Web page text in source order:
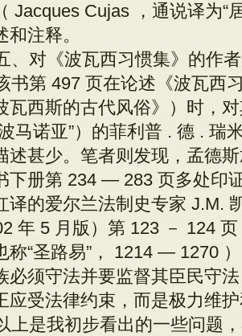
Jacques Cujas ，通说译为“
和注释。
、对《波瓦西习惯集》的作
书第 497 页在论述《波瓦西
瓦西斯的古代风俗》）时
马诺亚”）的菲利普 . 德 .
述甚少。笔者则发现，孟德
下册第 234 — 283 页多处印
译的爱尔兰法制史专家 J.M.
年 5 月版）第 123 － 124
称“圣路易”， 1214 — 1270
必须守法并要监督其臣民守
应受法律约束，而是极力维
上是我初步看出的一些问题